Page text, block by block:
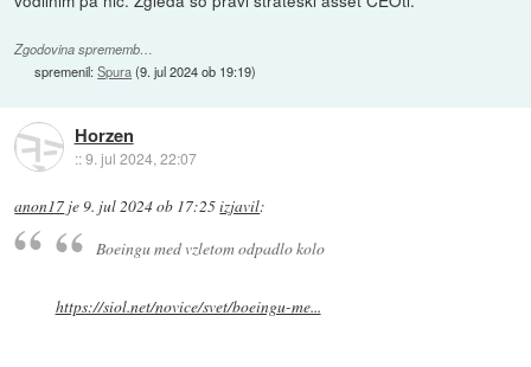
Zgodovina sprememb…
spremenil:Spura(9. jul 2024 ob 19:19)
Horzen
::9. jul 2024, 22:07
anon17 je9. jul 2024 ob 17:25izjavil:
Boeingu med vzletom odpadlo kolo
https://siol.net/novice/svet/boeingu-me...